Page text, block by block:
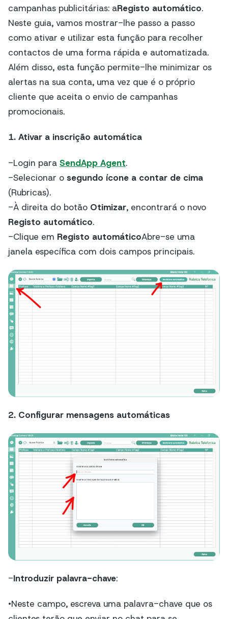
campanhas publicitárias: aRegisto automático.
Neste guia, vamos mostrar-lhe passo a passo
como ativar e utilizar esta função para recolher
contactos de uma forma rápida e automatizada.
Além disso, esta função permite-lhe minimizar os
alertas na sua conta, uma vez que é o próprio
cliente que aceita o envio de campanhas
promocionais.
1. Ativar a inscrição automática
-Login para SendApp Agent.
-Selecionar o segundo ícone a contar de cima
(Rubricas).
-À direita do botão Otimizar, encontrará o novo
Registo automático.
-Clique em Registo automáticoAbre-se uma
janela específica com dois campos principais.
2. Configurar mensagens automáticas
-Introduzir palavra-chave:
•Neste campo, escreva uma palavra-chave que os